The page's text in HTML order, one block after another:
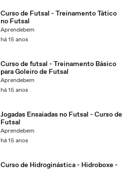
Curso de Futsal - Treinamento Tático
no Futsal
Aprendebem
há 15 anos
Curso de futsal - Treinamento Básico
para Goleiro de Futsal
Aprendebem
há 15 anos
Jogadas Ensaiadas no Futsal - Curso de
Futsal
Aprendebem
há 15 anos
Curso de Hidroginástica - Hidroboxe -